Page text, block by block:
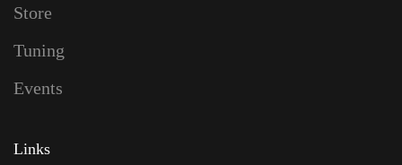
Store
Tuning
Events
Links